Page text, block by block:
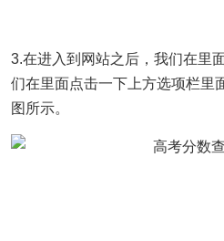
3.在进入到网站之后，我们在里
们在里面点击一下上方选项栏里
图所示。